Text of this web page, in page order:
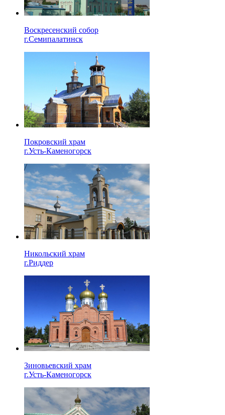
Воскресенский собор
г.Семипалатинск
Покровский храм
г.Усть-Каменогорск
Никольский храм
г.Риддер
Зиновьевский храм
г.Усть-Каменогорск